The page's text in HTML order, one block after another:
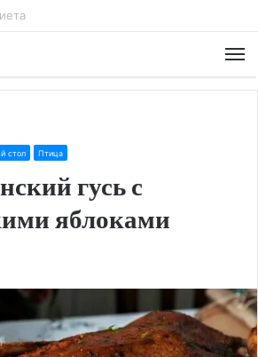
стол Птица
гусь с
яблоками